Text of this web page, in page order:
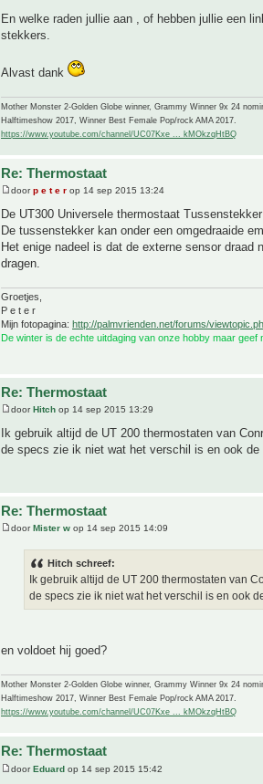
En welke raden jullie aan , of hebben jullie een
stekkers.
Alvast dank
Mother Monster 2-Golden Globe winner, Grammy Winner 9x 24
Halftimeshow 2017, Winner Best Female Pop/rock AMA 2017.
https://www.youtube.com/channel/UC07Kxe ... kMOkzqHtBQ
Re: Thermostaat
doorp e t e r op 14 sep 2015 13:24
De UT300 Universele thermostaat
De tussenstekker kan onder een omgedraaide
Het enige nadeel is dat de externe sensor
dragen.
Groetjes,
P e t e r
Mijn fotopagina: http://palmvrienden.net/forums/
De winter is de echte uitdaging van onze hobby maar geef
Re: Thermostaat
doorHitch op 14 sep 2015 13:29
Ik gebruik altijd de UT 200 thermostaten van
de specs zie ik niet wat het verschil is en ook
Re: Thermostaat
doorMister w op 14 sep 2015 14:09
Hitch schreef:
Ik gebruik altijd de UT 200 thermostaten van
de specs zie ik niet wat het verschil is en ook
en voldoet hij goed?
Mother Monster 2-Golden Globe winner, Grammy Winner 9x 24
Halftimeshow 2017, Winner Best Female Pop/rock AMA 2017.
https://www.youtube.com/channel/UC07Kxe ... kMOkzqHtBQ
Re: Thermostaat
doorEduard op 14 sep 2015 15:42